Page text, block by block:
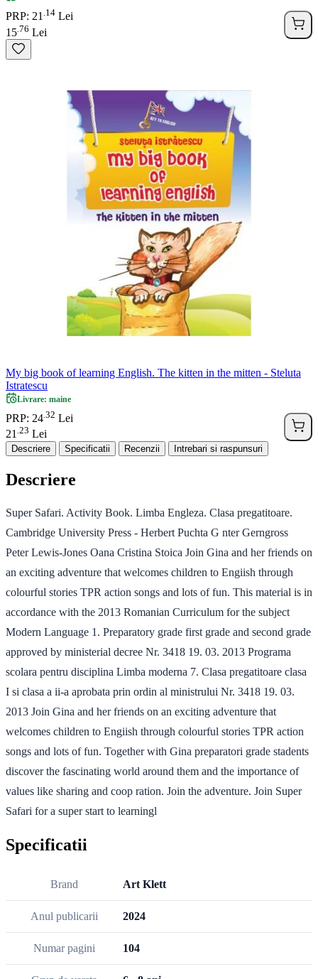
PRP: 21 14 Lei
15 76 Lei
My big book of learning English. The kitten in the mitten - Steluta
Istratescu
Livrare: maine
PRP: 24 32 Lei
21 23 Lei
Descriere Specificatii Recenzii Intrebari si raspunsuri
Descriere
Super Safari. Activity Book. Limba Engleza. Clasa pregatitoare.
Cambridge University Press - Herbert Puchta G nter Gerngross
Peter Lewis-Jones Oana Cristina Stoica Join Gina and her friends on
an exciting adventure that welcomes children to Engiish through
colourful stories TPR action songs and lots of fun. This material is in
accordance with the 2013 Romanian Curriculum for the subject
Modern Language 1. Preparatory grade first grade and second grade
approved by ministerial decree Nr. 3418 19. 03. 2013 Programa
scolara pentru disciplina Limba moderna 7. Clasa pregatitoare clasa
I si clasa a ii-a aprobata prin ordin al ministrului Nr. 3418 19. 03.
2013 Join Gina and her friends on an exciting adventure that
welcomes children to Engiish through colourful stories TPR action
songs and lots of fun. Together with Gina preparatori grade stadents
discover the fascinating world around them and the importance of
values like sharing and coop ration. Join the adventure. Join Super
Safari for a super start to learningl
Specificatii
Brand Art Klett
Anul publicarii 2024
Numar pagini 104